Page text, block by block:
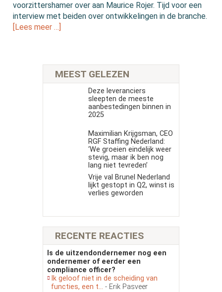
voorzittershamer over aan Maurice Rojer. Tijd voor een
interview met beiden over ontwikkelingen in de branche.
[Lees meer …]
MEEST GELEZEN
Deze leveranciers
sleepten de meeste
aanbestedingen binnen in
2025
Maximilian Krijgsman, CEO
RGF Staffing Nederland:
‘We groeien eindelijk weer
stevig, maar ik ben nog
lang niet tevreden’
Vrije val Brunel Nederland
lijkt gestopt in Q2, winst is
verlies geworden
RECENTE REACTIES
Is de uitzendondernemer nog een
ondernemer of eerder een
compliance officer?
Ik geloof niet in de scheiding van
functies, een t... - Erik Pasveer